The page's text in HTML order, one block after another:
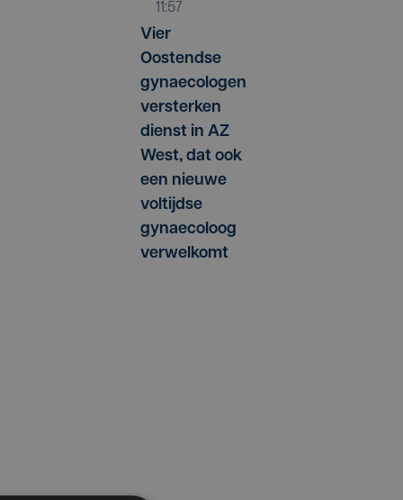
11:57
Vier
Oostendse
gynaecologen
versterken
dienst in AZ
West, dat ook
een nieuwe
voltijdse
gynaecoloog
verwelkomt